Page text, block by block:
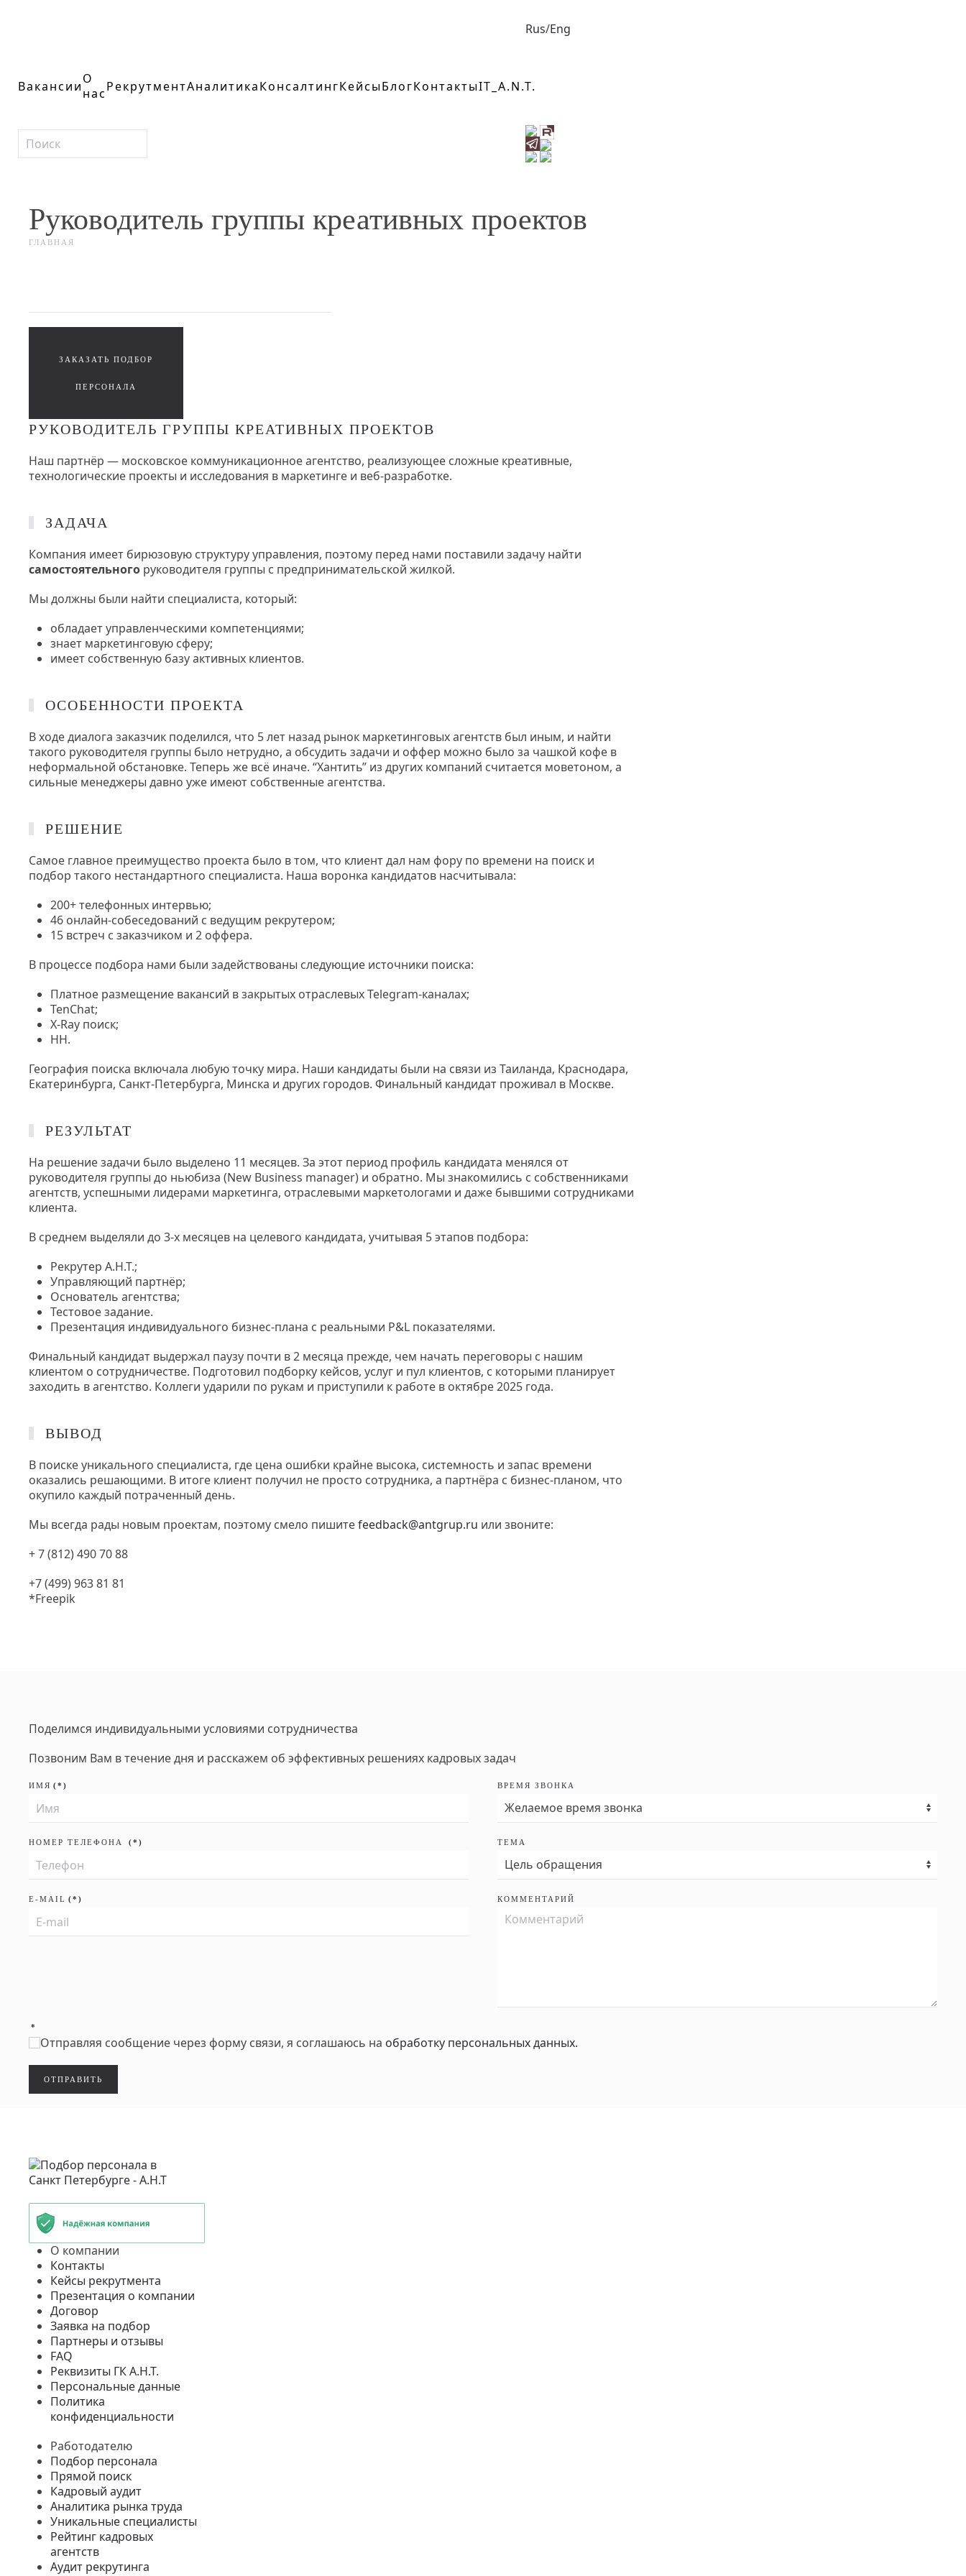
ВакансииО
насРекрутментАналитикаКонсалтингКейсыБлогКонтактыIT_A.N.T.
Rus/Eng
Отправляя сообщение через форму связи, я соглашаюсь на
Руководитель группы креативных проектов
ГЛАВНАЯ
ЗАКАЗАТЬ ПОДБОР
ПЕРСОНАЛА
РУКОВОДИТЕЛЬ ГРУППЫ КРЕАТИВНЫХ ПРОЕКТОВ
Наш партнёр — московское коммуникационное агентство, реализующее сложные креативные,
технологические проекты и исследования в маркетинге и веб-разработке.
ЗАДАЧА
Компания имеет бирюзовую структуру управления, поэтому перед нами поставили задачу найти
самостоятельного руководителя группы с предпринимательской жилкой.
Мы должны были найти специалиста, который:
обладает управленческими компетенциями;
знает маркетинговую сферу;
имеет собственную базу активных клиентов.
ОСОБЕННОСТИ ПРОЕКТА
В ходе диалога заказчик поделился, что 5 лет назад рынок маркетинговых агентств был иным, и найти
такого руководителя группы было нетрудно, а обсудить задачи и оффер можно было за чашкой кофе в
неформальной обстановке. Теперь же всё иначе. “Хантить” из других компаний считается моветоном, а
сильные менеджеры давно уже имеют собственные агентства.
РЕШЕНИЕ
Самое главное преимущество проекта было в том, что клиент дал нам фору по времени на поиск и
подбор такого нестандартного специалиста. Наша воронка кандидатов насчитывала:
200+ телефонных интервью;
46 онлайн-собеседований с ведущим рекрутером;
15 встреч с заказчиком и 2 оффера.
В процессе подбора нами были задействованы следующие источники поиска:
Платное размещение вакансий в закрытых отраслевых Telegram-каналах;
TenChat;
X-Ray поиск;
HH.
География поиска включала любую точку мира. Наши кандидаты были на связи из Таиланда, Краснодара,
Екатеринбурга, Санкт-Петербурга, Минска и других городов. Финальный кандидат проживал в Москве.
РЕЗУЛЬТАТ
На решение задачи было выделено 11 месяцев. За этот период профиль кандидата менялся от
руководителя группы до ньюбиза (New Business manager) и обратно. Мы знакомились с собственниками
агентств, успешными лидерами маркетинга, отраслевыми маркетологами и даже бывшими сотрудниками
клиента.
В среднем выделяли до 3-х месяцев на целевого кандидата, учитывая 5 этапов подбора:
Рекрутер А.Н.Т.;
Управляющий партнёр;
Основатель агентства;
Тестовое задание.
Презентация индивидуального бизнес-плана с реальными P&L показателями.
Финальный кандидат выдержал паузу почти в 2 месяца прежде, чем начать переговоры с нашим
клиентом о сотрудничестве. Подготовил подборку кейсов, услуг и пул клиентов, с которыми планирует
заходить в агентство. Коллеги ударили по рукам и приступили к работе в октябре 2025 года.
ВЫВОД
В поиске уникального специалиста, где цена ошибки крайне высока, системность и запас времени
оказались решающими. В итоге клиент получил не просто сотрудника, а партнёра с бизнес-планом, что
окупило каждый потраченный день.
Мы всегда рады новым проектам, поэтому смело пишитеfeedback@antgrup.ru или звоните:
+ 7 (812) 490 70 88
+7 (499) 963 81 81
*Freepik
Поделимся индивидуальными условиями сотрудничества
Позвоним Вам в течение дня и расскажем об эффективных решениях кадровых задач
ИМЯ (*)
НОМЕР ТЕЛЕФОНА (*)
E-MAIL (*)
ВРЕМЯ ЗВОНКА
ТЕМА
КОММЕНТАРИЙ
*
Отправляя сообщение через форму связи, я соглашаюсь на обработку персональных данных.
ОТПРАВИТЬ
О компании
Контакты
Кейсы рекрутмента
Презентация о компании
Договор
Заявка на подбор
Партнеры и отзывы
FAQ
Реквизиты ГК А.Н.Т.
Персональные данные
Политика
конфиденциальности
Работодателю
Подбор персонала
Прямой поиск
Кадровый аудит
Аналитика рынка труда
Уникальные специалисты
Рейтинг кадровых
агентств
Аудит рекрутинга